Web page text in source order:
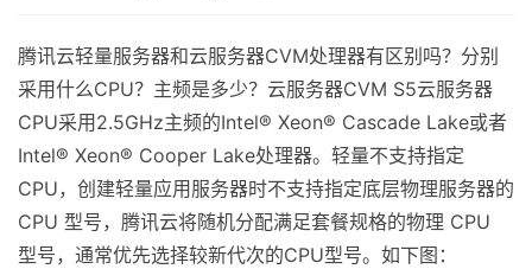
腾讯云轻量服务器和云服务器CVM处理器有区别吗？分别
采用什么CPU？主频是多少？云服务器CVM S5云服务器
CPU采用2.5GHz主频的Intel® Xeon® Cascade Lake或者
Intel® Xeon® Cooper Lake处理器。轻量不支持指定
CPU，创建轻量应用服务器时不支持指定底层物理服务器的
CPU 型号，腾讯云将随机分配满足套餐规格的物理 CPU
型号，通常优先选择较新代次的CPU型号。如下图：